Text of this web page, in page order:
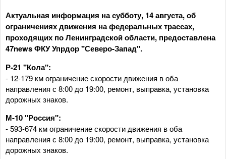
Актуальная информация на субботу, 14 августа, об
ограничениях движения на федеральных трассах,
проходящих по Ленинградской области, предоставлена
47news ФКУ Упрдор "Северо-Запад".
Р-21 "Кола":
- 12-179 км ограничение скорости движения в оба
направления с 8:00 до 19:00, ремонт, выправка, установка
дорожных знаков.
М-10 "Россия":
- 593-674 км ограничение скорости движения в оба
направления с 8:00 до 19:00, ремонт, выправка, установка
дорожных знаков.